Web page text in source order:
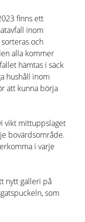
finns ett
inom
och
alla kommer
hämtas i säck
hushåll inom
att kunna börja
vikt mittuppslaget
bovärdsområde.
i varje
nytt galleri på
som